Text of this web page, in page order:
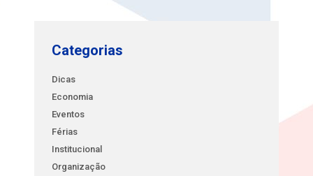
Categorias
Dicas
Economia
Eventos
Férias
Institucional
Organização